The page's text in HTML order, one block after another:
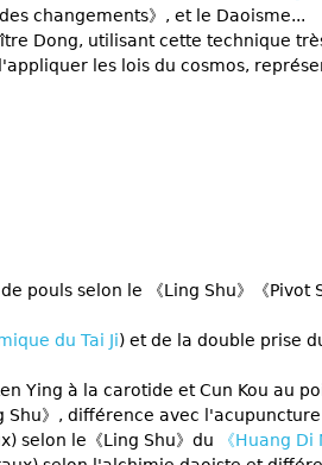
des changements》, et le Daoisme...
Dong, utilisant cette technique
les lois du cosmos,
pouls selon le 《Ling Shu》《Pivot
du Tai Ji) et de la double prise
Ying à la carotide et Cun Kou au
》, différence avec
selon le《Ling Shu》du
《Huang Di